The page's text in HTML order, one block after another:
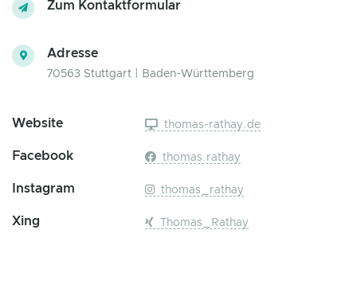
Zum Kontaktformular
Adresse
70563 Stuttgart | Baden-Württemberg
Website thomas-rathay.de
Facebook thomas.rathay
Instagram thomas_rathay
Xing Thomas_Rathay